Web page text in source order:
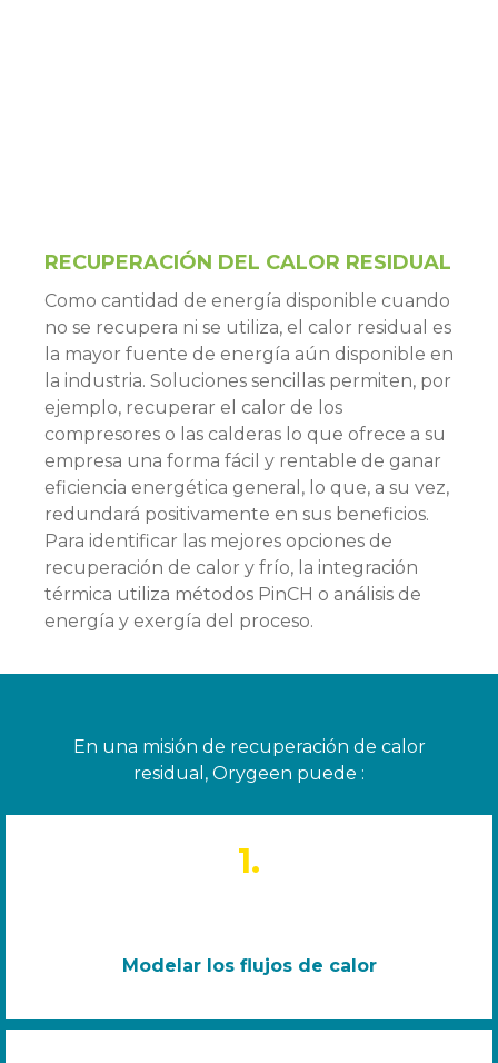
RECUPERACIÓN DEL CALOR RESIDUAL
Como cantidad de energía disponible cuando
no se recupera ni se utiliza, el calor residual es
la mayor fuente de energía aún disponible en
la industria. Soluciones sencillas permiten, por
ejemplo, recuperar el calor de los
compresores o las calderas lo que ofrece a su
empresa una forma fácil y rentable de ganar
eficiencia energética general, lo que, a su vez,
redundará positivamente en sus beneficios.
Para identificar las mejores opciones de
recuperación de calor y frío, la integración
térmica utiliza métodos PinCH o análisis de
energía y exergía del proceso.
En una misión de recuperación de calor
residual, Orygeen puede :
1.
Modelar los flujos de calor